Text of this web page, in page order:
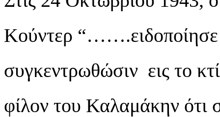
Κούντερ “…….ειδοποίησε
συγκεντρωθώσιν εις το
φίλον του Καλαμάκην ότι